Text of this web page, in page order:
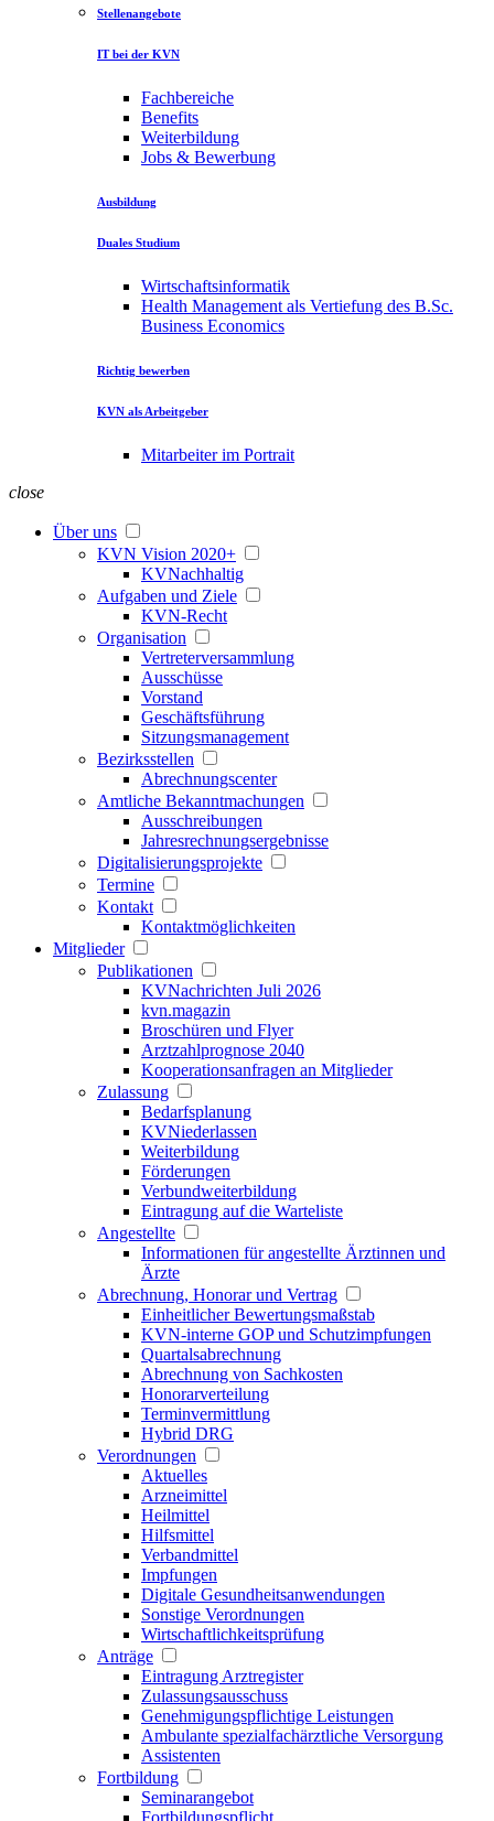
Stellenangebote
IT bei der KVN
Fachbereiche
Benefits
Weiterbildung
Jobs & Bewerbung
Ausbildung
Duales Studium
Wirtschaftsinformatik
Health Management als Vertiefung des B.Sc.
Business Economics
Richtig bewerben
KVN als Arbeitgeber
Mitarbeiter im Portrait
close
Über uns
KVN Vision 2020+
KVNachhaltig
Aufgaben und Ziele
KVN-Recht
Organisation
Vertreterversammlung
Ausschüsse
Vorstand
Geschäftsführung
Sitzungsmanagement
Bezirksstellen
Abrechnungscenter
Amtliche Bekanntmachungen
Ausschreibungen
Jahresrechnungsergebnisse
Digitalisierungsprojekte
Termine
Kontakt
Kontaktmöglichkeiten
Mitglieder
Publikationen
KVNachrichten Juli 2026
kvn.magazin
Broschüren und Flyer
Arztzahlprognose 2040
Kooperationsanfragen an Mitglieder
Zulassung
Bedarfsplanung
KVNiederlassen
Weiterbildung
Förderungen
Verbundweiterbildung
Eintragung auf die Warteliste
Angestellte
Informationen für angestellte Ärztinnen und
Ärzte
Abrechnung, Honorar und Vertrag
Einheitlicher Bewertungsmaßstab
KVN-interne GOP und Schutzimpfungen
Quartalsabrechnung
Abrechnung von Sachkosten
Honorarverteilung
Terminvermittlung
Hybrid DRG
Verordnungen
Aktuelles
Arzneimittel
Heilmittel
Hilfsmittel
Verbandmittel
Impfungen
Digitale Gesundheitsanwendungen
Sonstige Verordnungen
Wirtschaftlichkeitsprüfung
Anträge
Eintragung Arztregister
Zulassungsausschuss
Genehmigungspflichtige Leistungen
Ambulante spezialfachärztliche Versorgung
Assistenten
Fortbildung
Seminarangebot
Fortbildungspflicht